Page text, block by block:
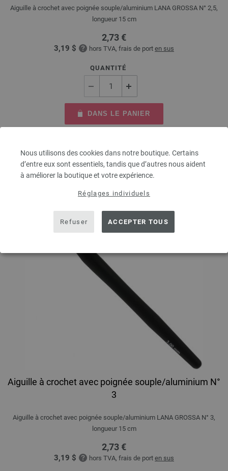
Nous utilisons des cookies dans notre boutique. Certains
d’entre eux sont essentiels, tandis que d’autres nous aident
à améliorer la boutique et votre expérience.
Réglages individuels
Refuser ACCEPTER TOUS
Aiguille à crochet avec poignée souple/aluminium LANA GROSSA N° 2,5,
longueur 15 cm
2,73 €
3,19 $ hors TVA, frais de port en sus
QUANTITÉ
DANS LE PANIER
Aiguille à crochet avec poignée souple/aluminium N°
3
Aiguille à crochet avec poignée souple/aluminium LANA GROSSA N° 3,
longueur 15 cm
2,73 €
3,19 $ hors TVA, frais de port en sus